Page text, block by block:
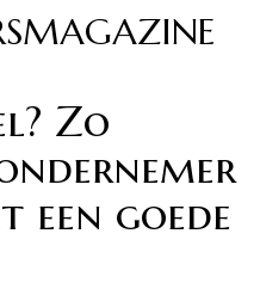
Zo
een goede